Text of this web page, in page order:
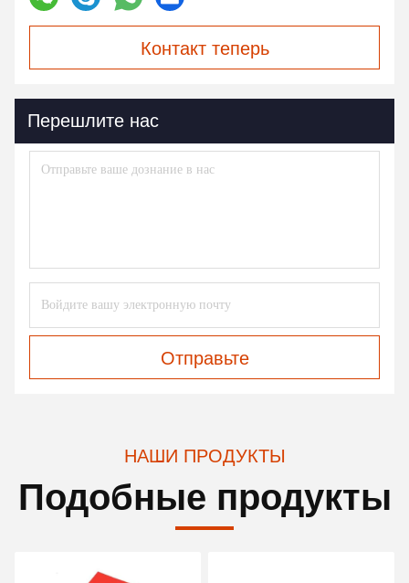
Контакт теперь
Перешлите нас
Отправьте
НАШИ ПРОДУКТЫ
Подобные продукты